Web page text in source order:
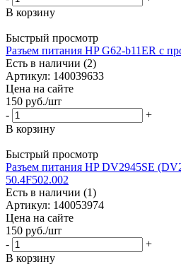
В корзину
Быстрый просмотр
Разъем питания HP G62-b11ER с
Есть в наличии (2)
Артикул: 140039633
Цена на сайте
150 руб./шт
-
+
В корзину
Быстрый просмотр
Разъем питания HP DV2945SE
50.4F502.002
Есть в наличии (1)
Артикул: 140053974
Цена на сайте
150 руб./шт
-
+
В корзину